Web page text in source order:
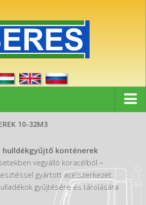
10-32M3
hulldékgyűjtő konténerek
vegyálló koracélból –
gyártott acélszerkezet.
gyűjtésére és tárolására